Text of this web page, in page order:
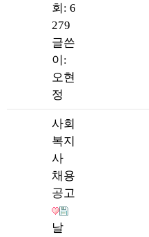
회: 6
279
글쓴
이:
오현
정
사회
복지
사
채용
공고
날